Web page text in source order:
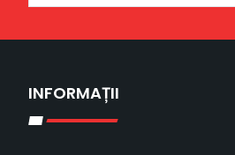
INFORMAȚII